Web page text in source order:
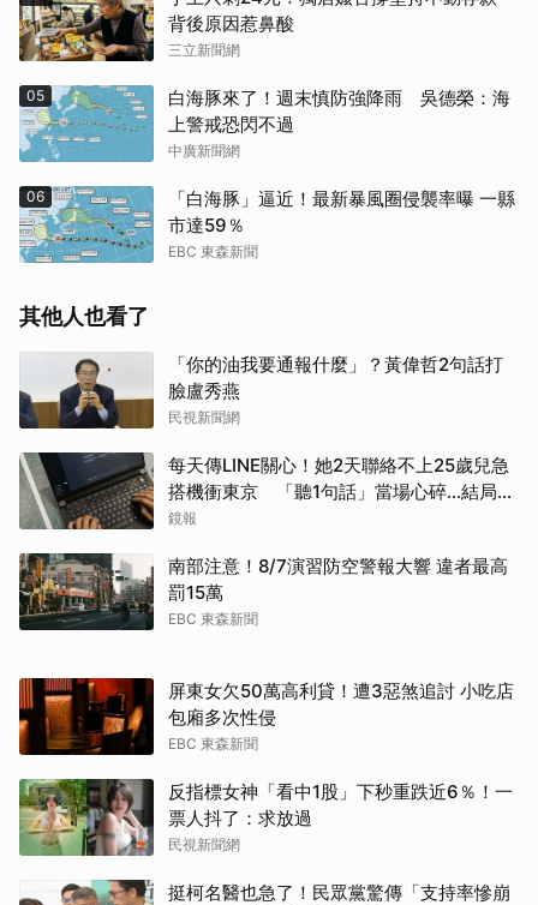
背後原因惹鼻酸
三立新聞網
05
白海豚來了！週末慎防強降雨 吳德榮：海
上警戒恐閃不過
中廣新聞網
06
「白海豚」逼近！最新暴風圈侵襲率曝 一縣
市達59％
EBC 東森新聞
其他人也看了
「你的油我要通報什麼」？黃偉哲2句話打
臉盧秀燕
民視新聞網
每天傳LINE關心！她2天聯絡不上25歲兒急
搭機衝東京 「聽1句話」當場心碎...結局看
哭網
鏡報
南部注意！8/7演習防空警報大響 違者最高
罰15萬
EBC 東森新聞
屏東女欠50萬高利貸！遭3惡煞追討 小吃店
包廂多次性侵
EBC 東森新聞
反指標女神「看中1股」下秒重跌近6％！一
票人抖了：求放過
民視新聞網
挺柯名醫也急了！民眾黨驚傳「支持率慘崩